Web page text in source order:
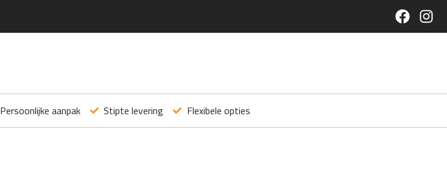
Persoonlijke aanpak Stipte levering Flexibele opties